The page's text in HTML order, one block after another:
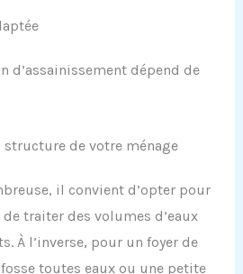
d’assainissement dépend de
de votre ménage
il convient d’opter pour
traiter des volumes d’eaux
À l’inverse, pour un foyer de
toutes eaux ou une petite